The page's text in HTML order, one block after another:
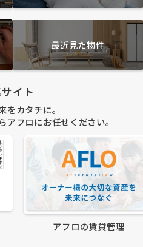
最近見た物件
イト
をカタチに。
アフロにお任せください。
アフロの賃貸管理